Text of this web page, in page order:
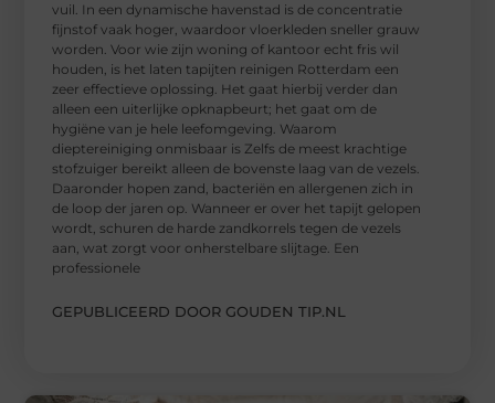
vuil. In een dynamische havenstad is de concentratie
fijnstof vaak hoger, waardoor vloerkleden sneller grauw
worden. Voor wie zijn woning of kantoor echt fris wil
houden, is het laten tapijten reinigen Rotterdam een
zeer effectieve oplossing. Het gaat hierbij verder dan
alleen een uiterlijke opknapbeurt; het gaat om de
hygiëne van je hele leefomgeving. Waarom
dieptereiniging onmisbaar is Zelfs de meest krachtige
stofzuiger bereikt alleen de bovenste laag van de vezels.
Daaronder hopen zand, bacteriën en allergenen zich in
de loop der jaren op. Wanneer er over het tapijt gelopen
wordt, schuren de harde zandkorrels tegen de vezels
aan, wat zorgt voor onherstelbare slijtage. Een
professionele
GEPUBLICEERD DOOR GOUDEN TIP.NL